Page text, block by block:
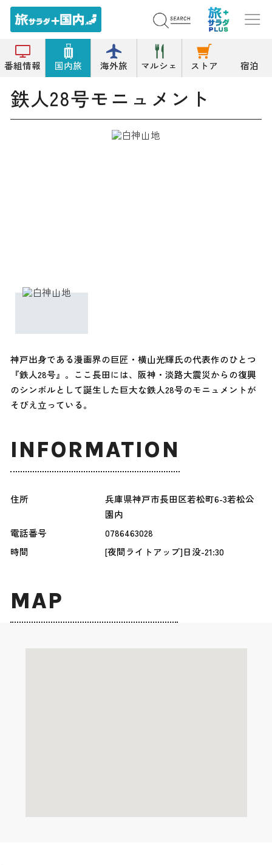
番組情報 国内旅 海外旅 マルシェ ストア 宿泊
トップ その他の史跡/建造物 鉄人28号モニュメント
鉄人28号モニュメント
神戸出身である漫画界の巨匠・横山光輝氏の代表作のひとつ
『鉄人28号』。ここ長田には、阪神・淡路大震災からの復興
のシンボルとして誕生した巨大な鉄人28号のモニュメントが
そびえ立っている。
INFORMATION
住所
兵庫県神戸市長田区若松町6-3若松公
園内
電話番号
0786463028
時間
[夜間ライトアップ]日没-21:30
MAP